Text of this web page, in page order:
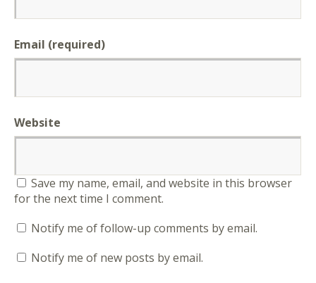
Email (required)
Website
Save my name, email, and website in this browser
for the next time I comment.
Notify me of follow-up comments by email.
Notify me of new posts by email.